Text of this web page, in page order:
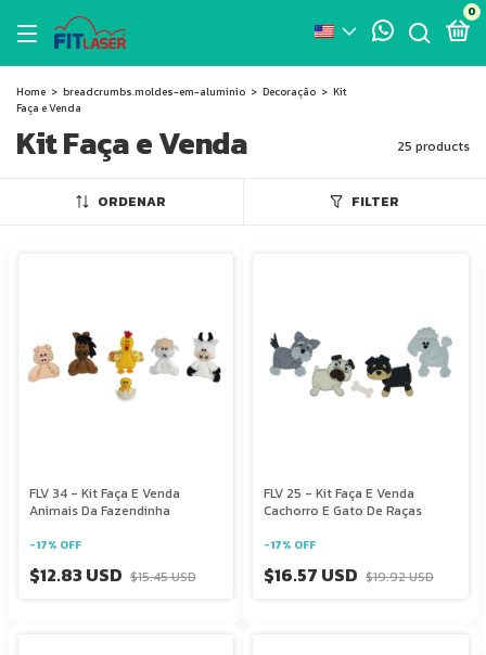
0
Home > breadcrumbs.moldes-em-aluminio > Decoração > Kit
Faça e Venda
Kit Faça e Venda 25 products
ORDENAR FILTER
FLV 34 - Kit Faça E Venda
Animais Da Fazendinha
-17% OFF
$12.83 USD $15.45 USD
FLV 25 - Kit Faça E Venda
Cachorro E Gato De Raças
-17% OFF
$16.57 USD $19.92 USD